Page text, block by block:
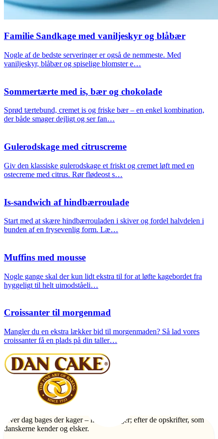
Familie Sandkage med vaniljeskyr og blåbær
Nogle af de bedste serveringer er også de nemmeste. Med
vaniljeskyr, blåbær og spiselige blomster e…
Sommertærte med is, bær og chokolade
Sprød tærtebund, cremet is og friske bær – en enkel kombination,
der både smager dejligt og ser fan…
Gulerodskage med citruscreme
Giv den klassiske gulerodskage et friskt og cremet løft med en
ostecreme med citrus. Rør flødeost s…
Is-sandwich af hindbærroulade
Start med at skære hindbærrouladen i skiver og fordel halvdelen i
bunden af en frysevenlig form. Læ…
Muffins med mousse
Nogle gange skal der kun lidt ekstra til for at løfte kagebordet fra
hyggeligt til helt uimodståeli…
Croissanter til morgenmad
Mangler du en ekstra lækker bid til morgenmaden? Så lad vores
croissanter få en plads på din taller…
Hver dag bages der kager – mange kager; efter de opskrifter, som
danskerne kender og elsker.